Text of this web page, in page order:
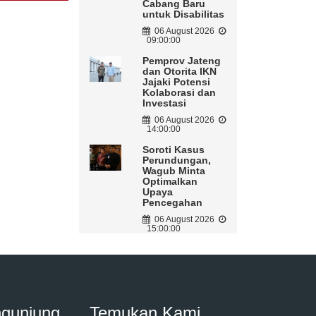
Cabang Baru
untuk Disabilitas
06 August 2026
09:00:00
Pemprov Jateng
dan Otorita IKN
Jajaki Potensi
Kolaborasi dan
Investasi
06 August 2026
14:00:00
Soroti Kasus
Perundungan,
Wagub Minta
Optimalkan
Upaya
Pencegahan
06 August 2026
15:00:00